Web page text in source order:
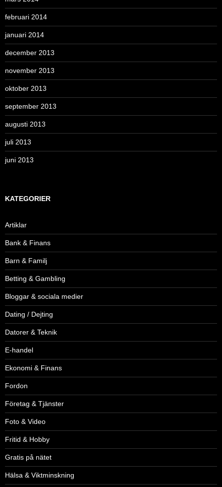
februari 2014
januari 2014
december 2013
november 2013
oktober 2013
september 2013
augusti 2013
juli 2013
juni 2013
KATEGORIER
Artiklar
Bank & Finans
Barn & Familj
Betting & Gambling
Bloggar & sociala medier
Dating / Dejting
Datorer & Teknik
E-handel
Ekonomi & Finans
Fordon
Företag & Tjänster
Foto & Video
Fritid & Hobby
Gratis på nätet
Hälsa & Viktminskning